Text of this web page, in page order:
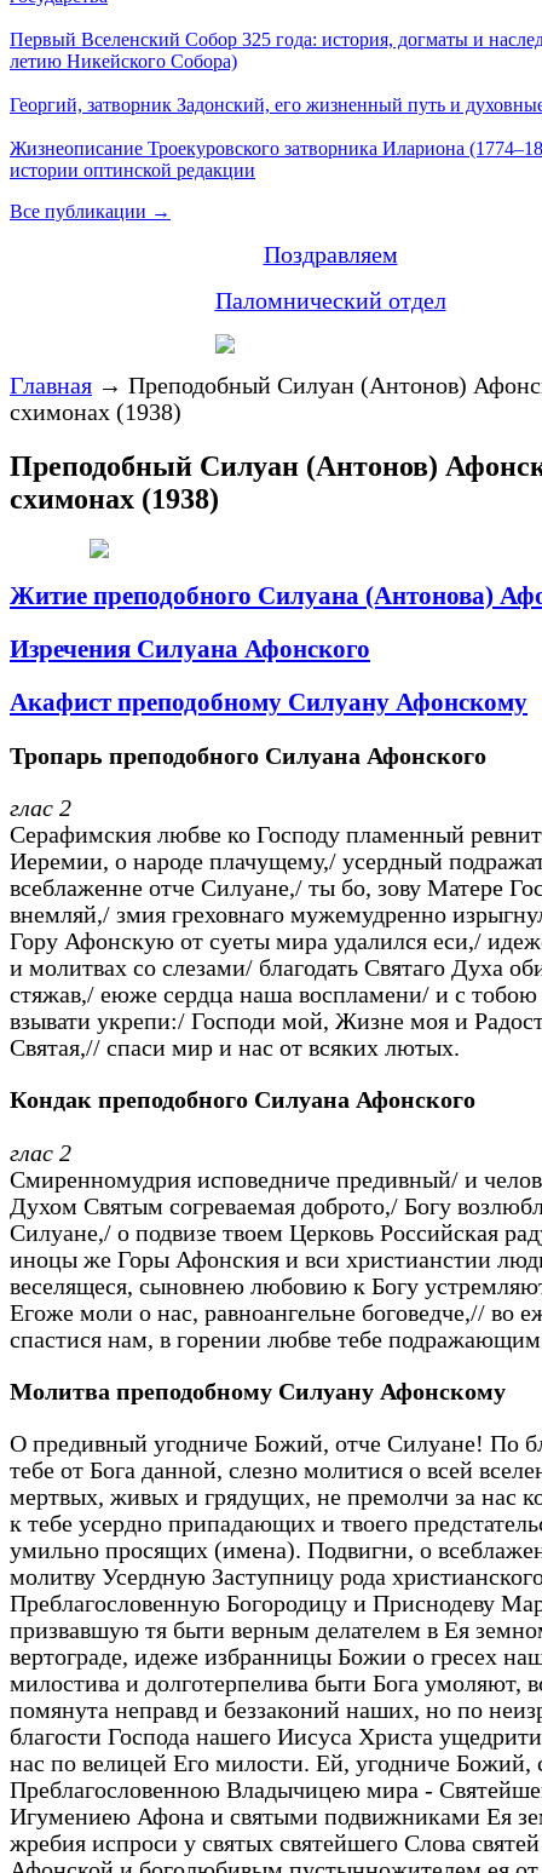
Первый Вселенский Собор 325 года: история, догматы и
летию Никейского Собора)
Георгий, затворник Задонский, его жизненный путь и
Жизнеописание Троекуровского затворника Илариона
истории оптинской редакции
Все публикации →
Поздравляем
Паломнический отдел
Главная → Преподобный Силуан (Антонов)
схимонах (1938)
Преподобный Силуан (Антонов)
схимонах (1938)
Житие преподобного Силуана (Антонова)
Изречения Силуана Афонского
Акафист преподобному Силуану Афонскому
Тропарь преподобного Силуана Афонского
глас 2
Серафимския любве ко Господу пламенный
Иеремии, о народе плачущему,/ усердный
всеблаженне отче Силуане,/ ты бо, зову Матере
внемляй,/ змия греховнаго мужемудренно
Гору Афонскую от суеты мира удалился еси,/
и молитвах со слезами/ благодать Святаго Духа
стяжав,/ еюже сердца наша воспламени/ и с
взывати укрепи:/ Господи мой, Жизне моя и
Святая,// спаси мир и нас от всяких лютых.
Кондак преподобного Силуана Афонского
глас 2
Смиренномудрия исповедниче предивный/ и
Духом Святым согреваемая доброто,/ Богу
Силуане,/ о подвизе твоем Церковь Российская
иноцы же Горы Афонския и вси христианстии
веселящеся, сыновнею любовию к Богу
Егоже моли о нас, равноангельне боговедче,// во
спастися нам, в горении любве тебе
Молитва преподобному Силуану Афонскому
О предивный угодниче Божий, отче Силуане! По
тебе от Бога данной, слезно молитися о всей
мертвых, живых и грядущих, не премолчи за нас
к тебе усердно припадающих и твоего
умильно просящих (имена). Подвигни, о
молитву Усердную Заступницу рода
Преблагословенную Богородицу и Приснодеву
призвавшую тя быти верным делателем в Ея
вертограде, идеже избранницы Божии о гресех
милостива и долготерпелива быти Бога умоляют,
помянута неправд и беззаконий наших, но по
благости Господа нашего Иисуса Христа
нас по велицей Его милости. Ей, угодниче Божий,
Преблагословенною Владычицею мира -
Игумениею Афона и святыми подвижниками Ея
жребия испроси у святых святейшего Слова святей